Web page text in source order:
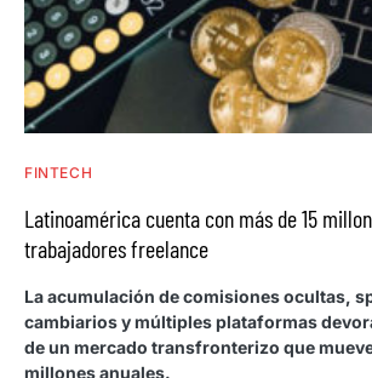
FINTECH
Latinoamérica cuenta con más de 15
trabajadores freelance
La acumulación de comisiones ocultas,
cambiarios y múltiples plataformas
de un mercado transfronterizo que
millones anuales.